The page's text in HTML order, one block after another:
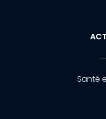
Santé